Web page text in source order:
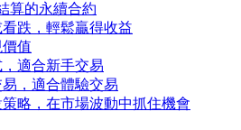
算的永續合約
跌，輕鬆贏得收益
值
適合新手交易
，適合體驗交易
略，在市場波動中抓住機會